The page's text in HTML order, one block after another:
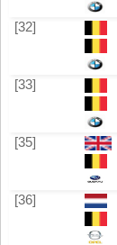
[32]
[33]
[35]
[36]